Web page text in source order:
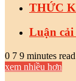
THỨC
Luận cải
0 7 9 minutes read
xem nhiều hơn